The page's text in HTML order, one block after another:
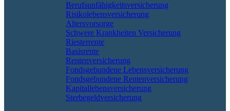
Berufs­unfähigkeitsversicherung
Risikolebensversicherung
Altersvorsorge
Schwere Krankheiten Versicherung
Riesterrente
Basisrente
Rentenversicherung
Fondsgebundene Lebensversicherung
Fondsgebundene Rentenversicherung
Kapitallebensversicherung
Sterbegeldversicherung